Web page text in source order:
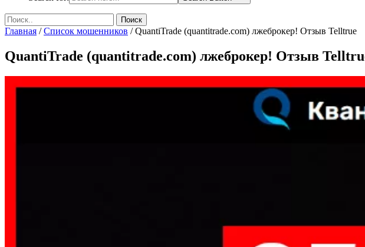
Главная /Список мошенников /QuantiTrade (quantitrade.com) лжеброкер! Отзыв Telltrue
QuantiTrade (quantitrade.com) лжеброкер! Отзыв